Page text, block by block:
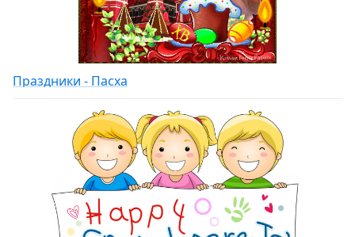
Праздники - Пасха